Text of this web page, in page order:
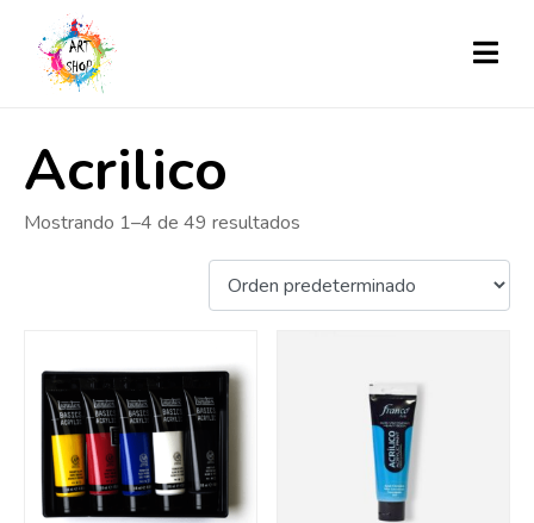
Acrilico
Mostrando 1–4 de 49 resultados